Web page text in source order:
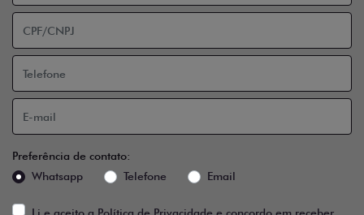
Preferência de contato:
Whatsapp
Telefone Email